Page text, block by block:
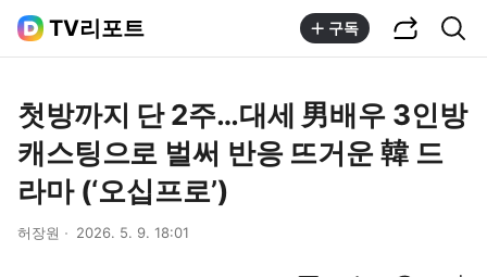
TV리포트 구독
첫방까지 단 2주…대세 男배우 3인방
캐스팅으로 벌써 반응 뜨거운 韓 드
라마 (‘오십프로’)
허장원 2026. 5. 9. 18:01